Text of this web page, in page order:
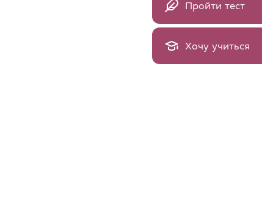
Пройти тест
Хочу учиться